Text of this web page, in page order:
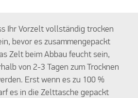
Ihr Vorzelt vollständig trocken
bevor es zusammengepackt
Zelt beim Abbau feucht sein,
von 2-3 Tagen zum Trocknen
Erst wenn es zu 100 %
es in die Zelttasche gepackt